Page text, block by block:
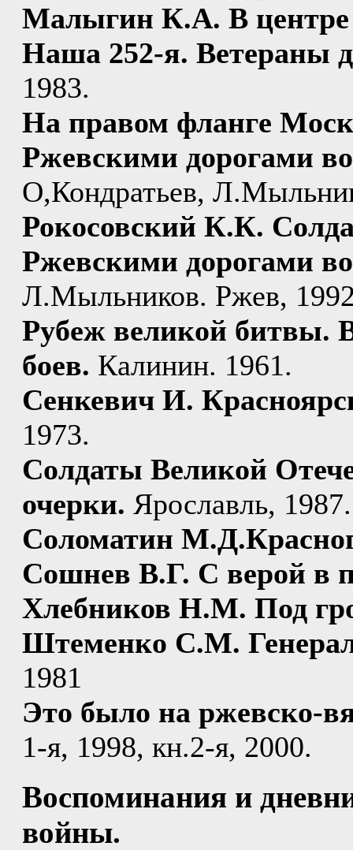
Малыгин К.А. В центре
Наша 252-я. Ветераны
1983.
На правом фланге
Ржевскими дорогами
О,Кондратьев,
Рокосовский К.К.
Ржевскими дорогами
Л.Мыльников. Ржев,
Рубеж великой битвы.
боев. Калинин. 1961.
Сенкевич И.
1973.
Солдаты Великой
очерки. Ярославль, 1987.
Соломатин
Сошнев В.Г. С верой в
Хлебников Н.М. Под
Штеменко С.М.
1981
Это было на ржевско-
1-я, 1998, кн.2-я, 2000.
Воспоминания и
войны.